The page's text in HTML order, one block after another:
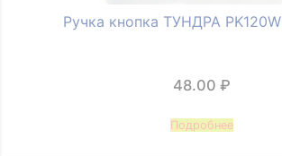
Ручка кнопка ТУНДРА
48.00 ₽
Подробнее